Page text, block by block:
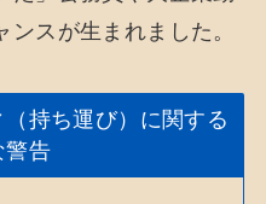
スが生まれました。
持ち運び）に関する
警告